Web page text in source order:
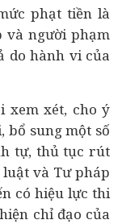
phạt tiền là
và người phạm
do hành vi của
xem xét, cho ý
bổ sung một số
tự, thủ tục rút
và Tư pháp
có hiệu lực thi
chỉ đạo của